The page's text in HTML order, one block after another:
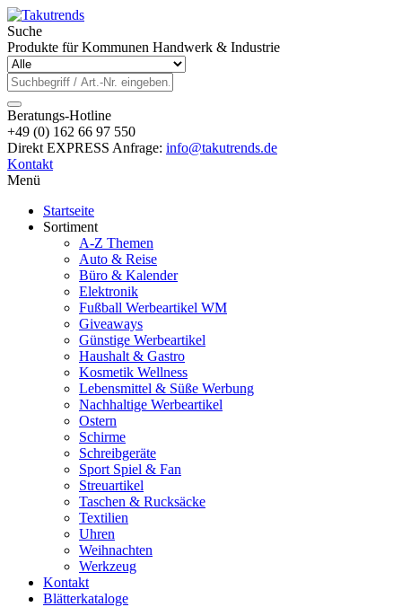
Suche
Produkte für Kommunen Handwerk & Industrie
Beratungs-Hotline
+49 (0) 162 66 97 550
Direkt EXPRESS Anfrage: info@takutrends.de
Kontakt
Menü
Startseite
Sortiment
A-Z Themen
Auto & Reise
Büro & Kalender
Elektronik
Fußball Werbeartikel WM
Giveaways
Günstige Werbeartikel
Haushalt & Gastro
Kosmetik Wellness
Lebensmittel & Süße Werbung
Nachhaltige Werbeartikel
Ostern
Schirme
Schreibgeräte
Sport Spiel & Fan
Streuartikel
Taschen & Rucksäcke
Textilien
Uhren
Weihnachten
Werkzeug
Kontakt
Blätterkataloge